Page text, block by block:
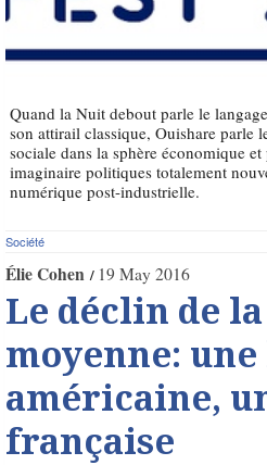
Quand la Nuit debout parle le
son attirail classique, Ouishare parle
sociale dans la sphère économique
imaginaire politiques totalement
numérique post-industrielle.
Société
Élie Cohen 19 May 2016
Le déclin de
moyenne:
américaine,
française